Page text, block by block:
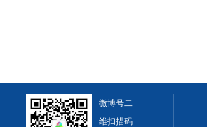
微博号二
维扫描码